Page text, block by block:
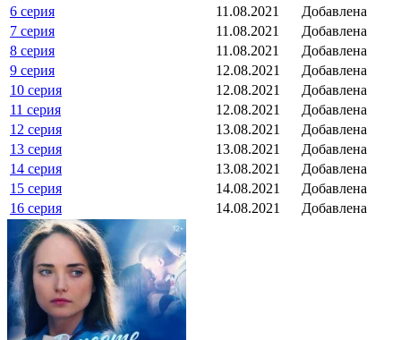
6 серия
11.08.2021
Добавлена
7 серия
11.08.2021
Добавлена
8 серия
11.08.2021
Добавлена
9 серия
12.08.2021
Добавлена
10 серия
12.08.2021
Добавлена
11 серия
12.08.2021
Добавлена
12 серия
13.08.2021
Добавлена
13 серия
13.08.2021
Добавлена
14 серия
13.08.2021
Добавлена
15 серия
14.08.2021
Добавлена
16 серия
14.08.2021 Добавлена